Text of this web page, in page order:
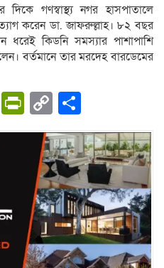
গণস্বাস্থ্য নগর হাসপাতালে
ত্যাগ করেন ডা. জাফরুল্লাহ। ৮২ বছর
ধরেই কিডনি সমস্যার পাশাপাশি
বর্তমানে তার মরদেহ বারডেমের
EmailPrintFriendly
Copy
Link